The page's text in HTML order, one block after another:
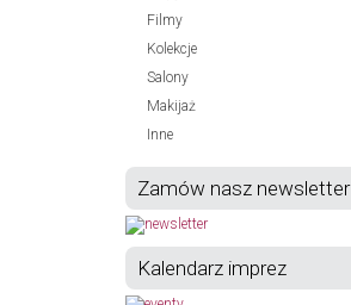
Filmy
Kolekcje
Salony
Makijaż
Inne
Zamów nasz newsletter
Kalendarz imprez